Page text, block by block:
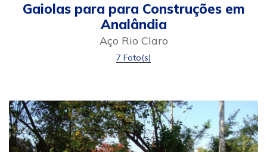
Gaiolas para para Construções em
Analândia
Aço Rio Claro
7 Foto(s)